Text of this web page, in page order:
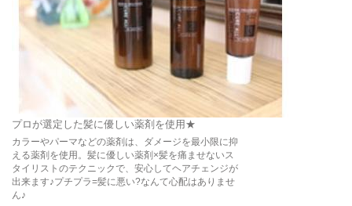
プロが選定した髪に優しい薬剤を使用★
カラーやパーマなどの薬剤は、ダメージを最小限に抑
える薬剤を使用。髪に優しい薬剤×髪を痛ませないス
タイリストのテクニックで、安心してヘアチェンジが
出来ます♪プチプラ=髪に悪い?なんて心配はありませ
ん♪